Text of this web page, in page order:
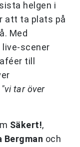
helgen i
att ta plats på
Med
live-scener
till
"vi tar över
Säkert!,
Bergman och